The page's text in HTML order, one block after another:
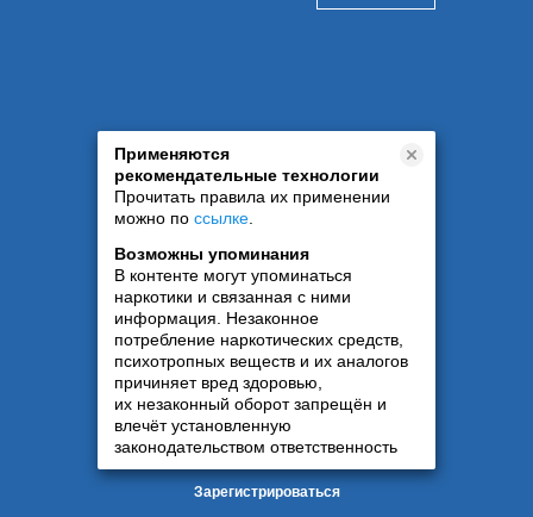
Применяются
рекомендательные технологии
Прочитать правила их применении
можно по ссылке
Возможны упоминания
В контенте могут упоминаться
наркотики и связанная с ними
информация. Незаконное
потребление наркотических средств,
психотропных веществ и их аналогов
причиняет вред здоровью,
их незаконный оборот запрещён и
влечёт установленную
законодательством ответственность
Зарегистрироваться